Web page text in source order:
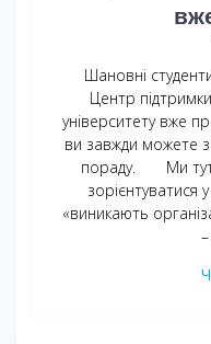
Шановні
Центр
університету вже
ви завжди можете
пораду. Ми тут
зорієнтуватися
«виникають